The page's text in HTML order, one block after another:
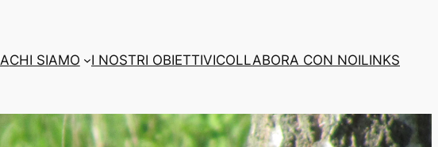
CHI SIAMO I NOSTRI OBIETTIVICOLLABORA CON NOILINKS